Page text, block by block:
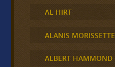
AL HIRT
ALANIS MORISSETTE
ALBERT HAMMOND